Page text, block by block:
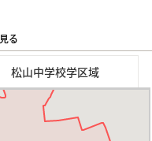
る
松山中学校学区域